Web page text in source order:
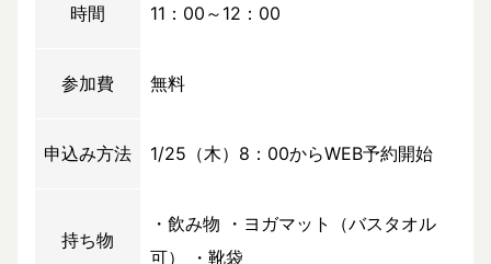
時間 11：00～12：00
参加費 無料
申込み方法 1/25（木）8：00からWEB予約開始
持ち物
・飲み物 ・ヨガマット（バスタオル
可） ・靴袋